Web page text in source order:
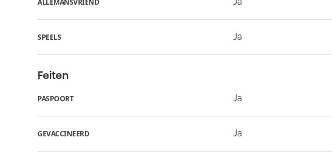
SPEELS Ja
Feiten
PASPOORT Ja
GEVACCINEERD Ja